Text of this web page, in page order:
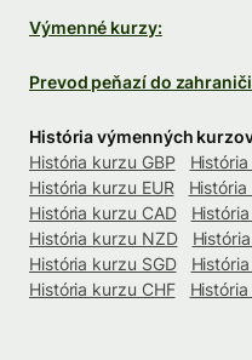
Výmenné kurzy:
Prevod peňazí do
História výmenných
História kurzu GBP
História kurzu EUR
História kurzu CAD
História kurzu NZD
História kurzu SGD
História kurzu CHF